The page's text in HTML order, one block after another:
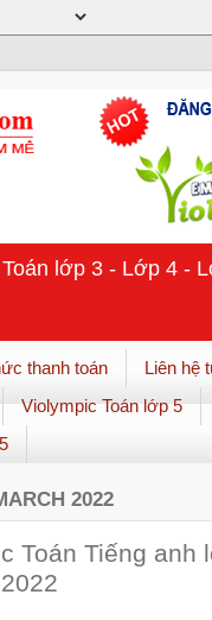
lớp 3 - Lớp 4 -
thanh toán
Liên hệ
Violympic Toán lớp 5
2022
Toán Tiếng anh